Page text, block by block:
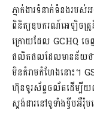
ភ្នាក់ងារទំនាក់ទំនងរប
ពិនិត្យឧបករណ៍អេឡិចត្
ក្រោយដែល GCHQ ចេ
ផលិតផលដែលមានន័យថាវ
មិនគំរាមកំហែងនោះ។
ហ៊ុនទូរស័ព្ទចល័តដើម្បី
ស្តង់ដារនៅទូទាំងទ្វីបអឺ